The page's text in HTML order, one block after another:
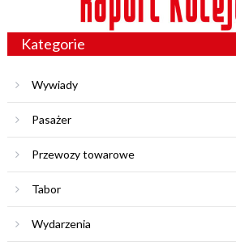
Kategorie
Wywiady
Pasażer
Przewozy towarowe
Tabor
Wydarzenia